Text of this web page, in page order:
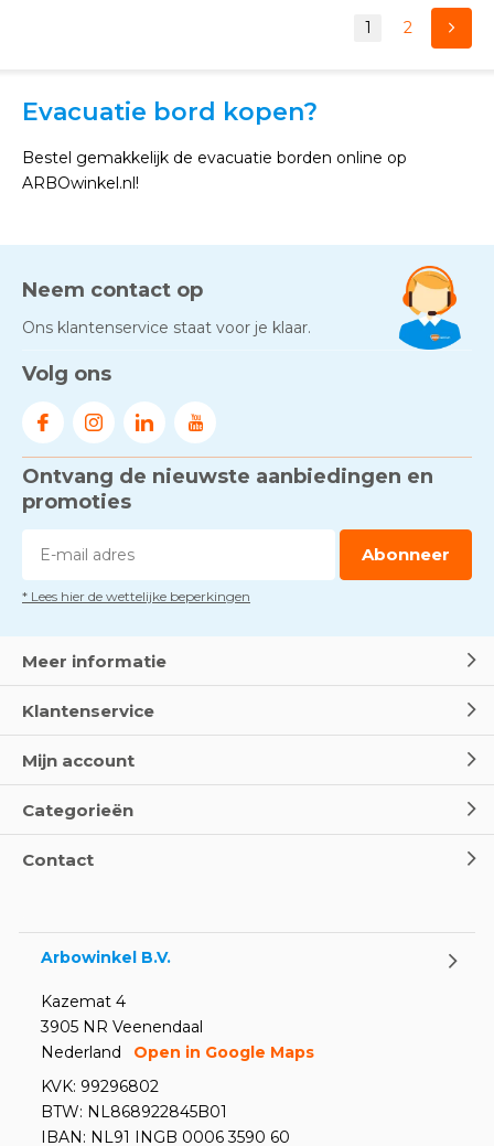
1 2
Evacuatie bord kopen?
Bestel gemakkelijk de evacuatie borden online op
ARBOwinkel.nl!
Neem contact op
Ons klantenservice staat voor je klaar.
Volg ons
Ontvang de nieuwste aanbiedingen en
promoties
Abonneer
* Lees hier de wettelijke beperkingen
Meer informatie
Klantenservice
Mijn account
Categorieën
Contact
Arbowinkel B.V.
Kazemat 4
3905 NR Veenendaal
Nederland
Open in Google Maps
KVK: 99296802
BTW: NL868922845B01
IBAN: NL91 INGB 0006 3590 60